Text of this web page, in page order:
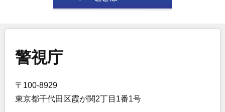
警視庁
〒100-8929
東京都千代田区霞が関2丁目1番1号